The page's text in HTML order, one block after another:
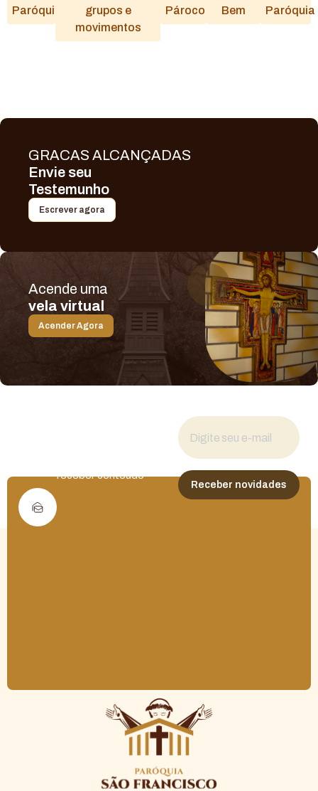
Paróquia
grupos e
movimentos
Pároco
Bem
Paróquia
GRACAS ALCANÇADAS
Envie seu
Testemunho
Escrever agora
Acende uma
vela virtual
Acender Agora
receber conteúdo